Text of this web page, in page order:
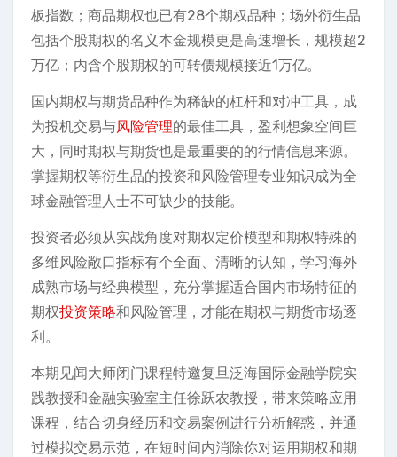
板指数；商品期权也已有28个期权品种；场外衍生品
包括个股期权的名义本金规模更是高速增长，规模超2
万亿；内含个股期权的可转债规模接近1万亿。
国内期权与期货品种作为稀缺的杠杆和对冲工具，成
为投机交易与风险管理的最佳工具，盈利想象空间巨
大，同时期权与期货也是最重要的的行情信息来源。
掌握期权等衍生品的投资和风险管理专业知识成为全
球金融管理人士不可缺少的技能。
投资者必须从实战角度对期权定价模型和期权特殊的
多维风险敞口指标有个全面、清晰的认知，学习海外
成熟市场与经典模型，充分掌握适合国内市场特征的
期权投资策略和风险管理，才能在期权与期货市场逐
利。
本期见闻大师闭门课程特邀复旦泛海国际金融学院实
践教授和金融实验室主任徐跃农教授，带来策略应用
课程，结合切身经历和交易案例进行分析解惑，并通
过模拟交易示范，在短时间内消除你对运用期权和期